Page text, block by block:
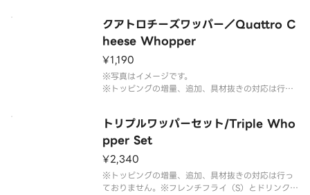
ざいます。なお、商品の破損を防ぐため、フィルム
には空気穴がございます。
※写真はイメージです。
クアトロチーズワッパー／Quattro C
heese Whopper
¥1,190
※写真はイメージです。
※トッピングの増量、追加、具材抜きの対応は行っ
トリプルワッパーセット/Triple Who
pper Set
¥2,340
※トッピングの増量、追加、具材抜きの対応は行っ
ておりません。※フレンチフライ（S）とドリンク